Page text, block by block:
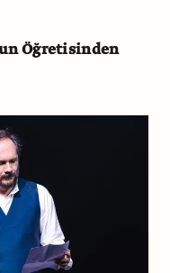
Öğretisinden